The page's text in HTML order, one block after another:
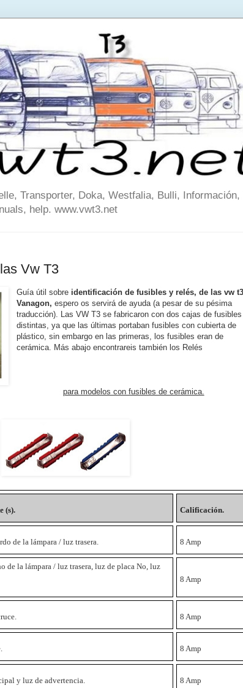
Transporter, Doka, Westfalia, Bulli,
help. www.vwt3.net
Vw T3
Guía útil sobre identificación de fusibles y relés, de las vw
Vanagon, espero os servirá de ayuda (a pesar de su pésima
traducción). Las VW T3 se fabricaron con dos cajas de fusibles
distintas, ya que las últimas portaban fusibles con cubierta de
plástico, sin embargo en las primeras, los fusibles eran de
cerámica. Más abajo encontrareis también los Relés
para modelos con fusibles de cerámica.
(s). Calificación.
de la lámpara / luz trasera. 8 Amp
de la lámpara / luz trasera, luz de placa No, luz
8 Amp
8 Amp
8 Amp
y luz de advertencia. 8 Amp